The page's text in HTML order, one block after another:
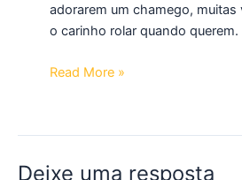
adorarem um chamego, muitas
o carinho rolar quando
Read More »
Deixe uma resposta